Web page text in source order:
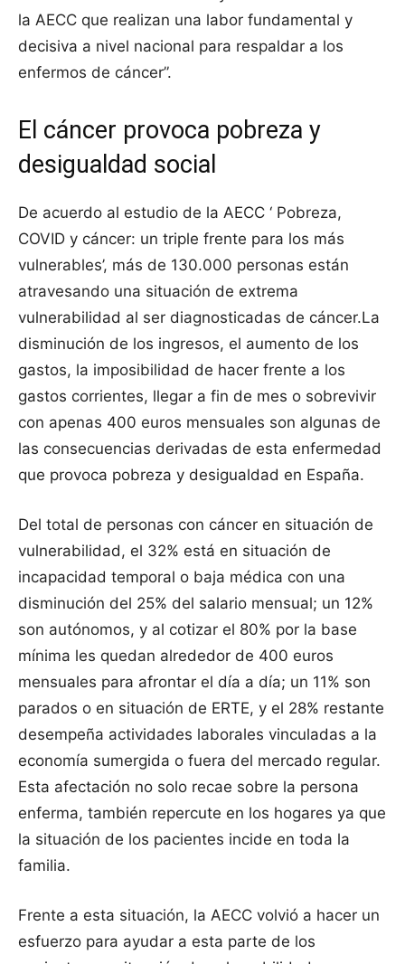
la AECC que realizan una labor fundamental y
decisiva a nivel nacional para respaldar a los
enfermos de cáncer”.
El cáncer provoca pobreza y
desigualdad social
De acuerdo al estudio de la AECC ‘ Pobreza,
COVID y cáncer: un triple frente para los más
vulnerables’, más de 130.000 personas están
atravesando una situación de extrema
vulnerabilidad al ser diagnosticadas de cáncer.La
disminución de los ingresos, el aumento de los
gastos, la imposibilidad de hacer frente a los
gastos corrientes, llegar a fin de mes o sobrevivir
con apenas 400 euros mensuales son algunas de
las consecuencias derivadas de esta enfermedad
que provoca pobreza y desigualdad en España.
Del total de personas con cáncer en situación de
vulnerabilidad, el 32% está en situación de
incapacidad temporal o baja médica con una
disminución del 25% del salario mensual; un 12%
son autónomos, y al cotizar el 80% por la base
mínima les quedan alrededor de 400 euros
mensuales para afrontar el día a día; un 11% son
parados o en situación de ERTE, y el 28% restante
desempeña actividades laborales vinculadas a la
economía sumergida o fuera del mercado regular.
Esta afectación no solo recae sobre la persona
enferma, también repercute en los hogares ya que
la situación de los pacientes incide en toda la
familia.
Frente a esta situación, la AECC volvió a hacer un
esfuerzo para ayudar a esta parte de los